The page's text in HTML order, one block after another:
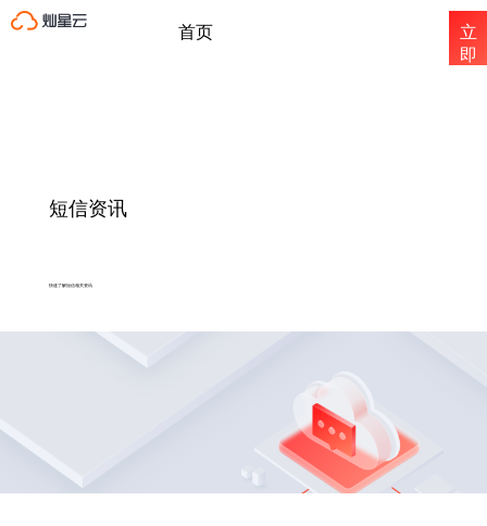
首页
立
即
短信资讯
快速了解短信相关资讯